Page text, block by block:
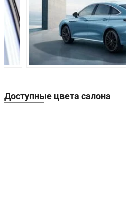
Задние тормоза:
Производство:
Гарантия:
Доступные цвета салона